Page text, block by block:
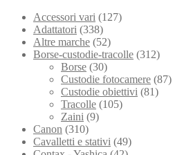
Accessori vari (127)
Adattatori (338)
Altre marche (52)
Borse-custodie-tracolle (312)
Borse (30)
Custodie fotocamere (87)
Custodie obiettivi (81)
Tracolle (105)
Zaini (9)
Canon (310)
Cavalletti e stativi (49)